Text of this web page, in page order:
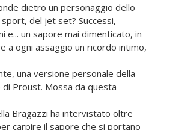
dietro un personaggio dello
del jet set? Successi,
e... un sapore mai dimenticato, in
a ogni assaggio un ricordo intimo,
una versione personale della
Proust. Mossa da questa
Bragazzi ha intervistato oltre
carpire il sapore che si portano